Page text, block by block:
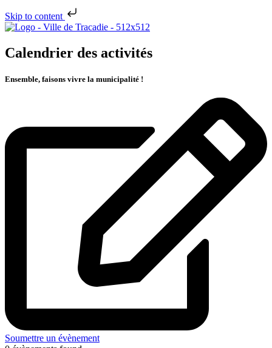
Skip to content
Calendrier des activités
Ensemble, faisons vivre la municipalité !
Soumettre un évènement